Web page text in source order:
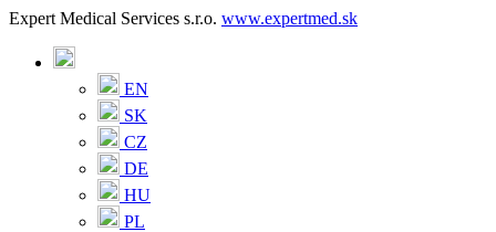
Expert Medical Services s.r.o. www.expertmed.sk
EN
SK
CZ
DE
HU
PL